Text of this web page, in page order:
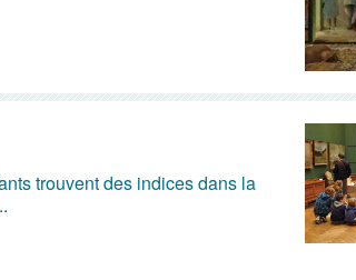
trouvent des indices dans la